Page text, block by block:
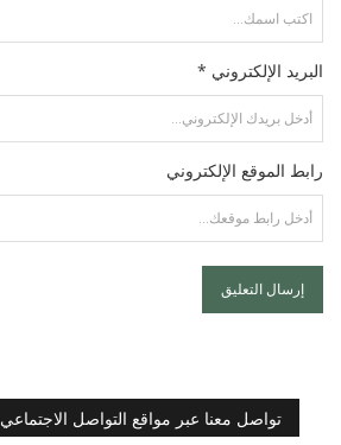
البريد الإلكتروني *
رابط الموقع الإلكتروني
تواصل معنا عبر مواقع التواصل الاجتماعي